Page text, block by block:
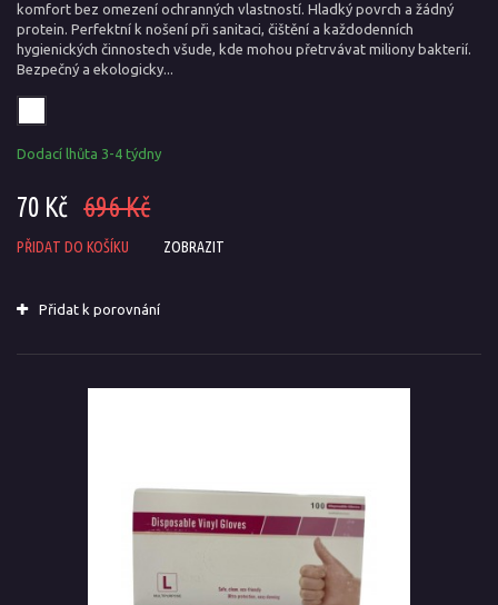
komfort bez omezení ochranných vlastností. Hladký povrch a žádný
protein. Perfektní k nošení při sanitaci, čištění a každodenních
hygienických činnostech všude, kde mohou přetrvávat miliony bakterií.
Bezpečný a ekologicky...
Dodací lhůta 3-4 týdny
70 Kč 696 Kč
PŘIDAT DO KOŠÍKU ZOBRAZIT
Přidat k porovnání